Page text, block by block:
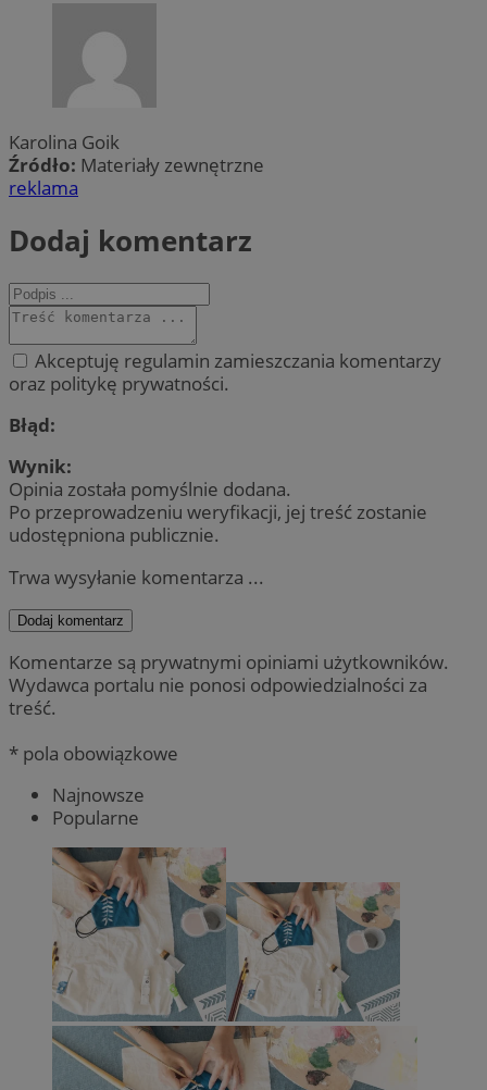
Karolina Goik
Źródło: Materiały zewnętrzne
reklama
Dodaj komentarz
Akceptuję regulamin zamieszczania komentarzy
oraz politykę prywatności.
Błąd:
Wynik:
Opinia została pomyślnie dodana.
Po przeprowadzeniu weryfikacji, jej treść zostanie
udostępniona publicznie.
Trwa wysyłanie komentarza ...
Dodaj komentarz
Komentarze są prywatnymi opiniami użytkowników.
Wydawca portalu nie ponosi odpowiedzialności za
treść.
* pola obowiązkowe
Najnowsze
Popularne